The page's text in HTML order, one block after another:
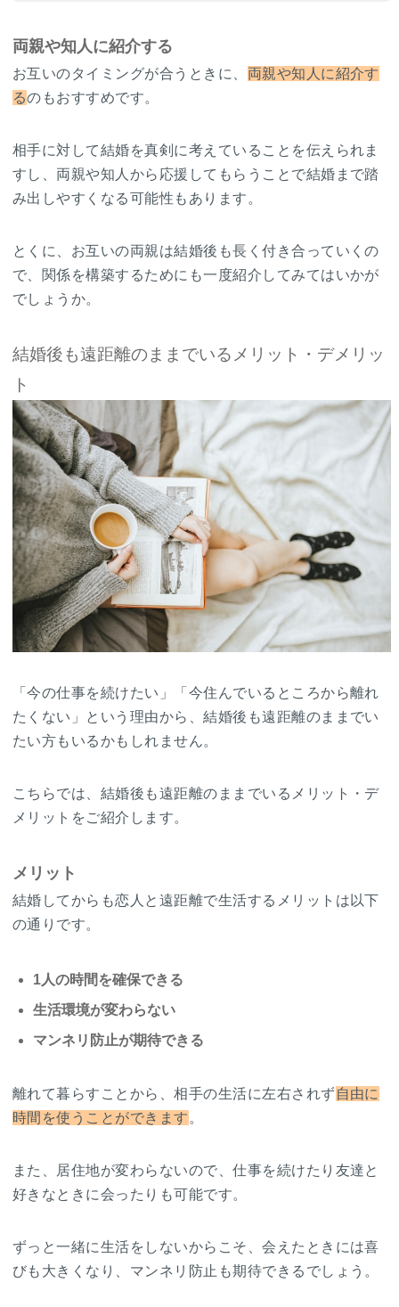
両親や知人に紹介する
お互いのタイミングが合うときに、 両親や知人に紹介す
るのもおすすめです。
相手に対して結婚を真剣に考えていることを伝えられま
すし、両親や知人から応援してもらうことで結婚まで踏
み出しやすくなる可能性もあります。
とくに、お互いの両親は結婚後も長く付き合っていくの
で、関係を構築するためにも一度紹介してみてはいかが
でしょうか。
結婚後も遠距離のままでいるメリット・デメリッ
ト
「今の仕事を続けたい」「今住んでいるところから離れ
たくない」という理由から、結婚後も遠距離のままでい
たい方もいるかもしれません。
こちらでは、結婚後も遠距離のままでいるメリット・デ
メリットをご紹介します。
メリット
結婚してからも恋人と遠距離で生活するメリットは以下
の通りです。
1人の時間を確保できる
生活環境が変わらない
マンネリ防止が期待できる
離れて暮らすことから、相手の生活に左右されず自由に
時間を使うことができます 。
また、居住地が変わらないので、仕事を続けたり友達と
好きなときに会ったりも可能です。
ずっと一緒に生活をしないからこそ、会えたときには喜
びも大きくなり、マンネリ防止も期待できるでしょう。